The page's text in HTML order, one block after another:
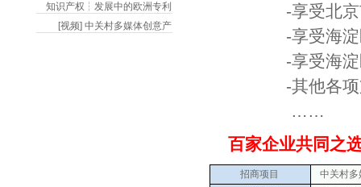
知识产权┆发展中的欧洲专利
[视频] 中关村多媒体创意产
-享受北京市
-享受海淀区鼓
-享受海淀区文
-其他各项支
……
百家企业共同之
招商项目
中关村多